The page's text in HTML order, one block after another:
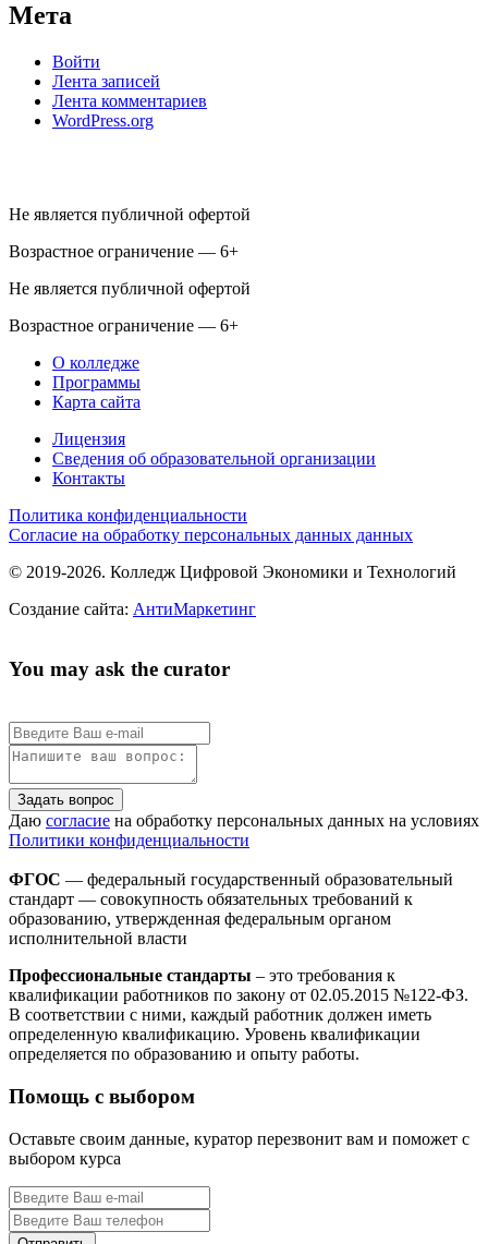
Мета
Войти
Лента записей
Лента комментариев
WordPress.org
Не является публичной офертой
Возрастное ограничение — 6+
Не является публичной офертой
Возрастное ограничение — 6+
О колледже
Программы
Карта сайта
Лицензия
Сведения об образовательной организации
Контакты
Политика конфиденциальности
Согласие на обработку персональных данных данных
© 2019-2026. Колледж Цифровой Экономики и Технологий
Создание сайта: АнтиМаркетинг
You may ask the curator
Задать вопрос
Даю согласие на обработку персональных данных на условиях
Политики конфиденциальности
ФГОС — федеральный государственный образовательный
стандарт — совокупность обязательных требований к
образованию, утвержденная федеральным органом
исполнительной власти
Профессиональные стандарты – это требования к
квалификации работников по закону от 02.05.2015 №122-ФЗ.
В соответствии с ними, каждый работник должен иметь
определенную квалификацию. Уровень квалификации
определяется по образованию и опыту работы.
Помощь с выбором
Оставьте своим данные, куратор перезвонит вам и поможет с
выбором курса